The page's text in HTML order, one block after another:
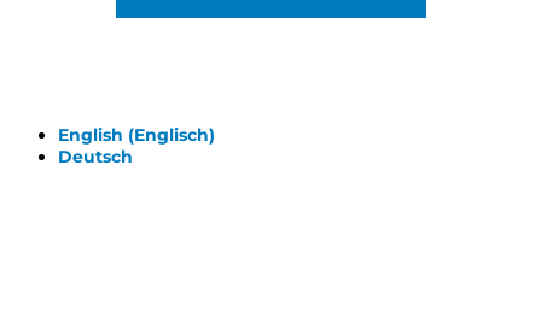
English (Englisch)
Deutsch